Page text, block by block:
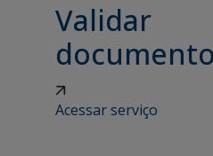
Validar
Acessar serviço